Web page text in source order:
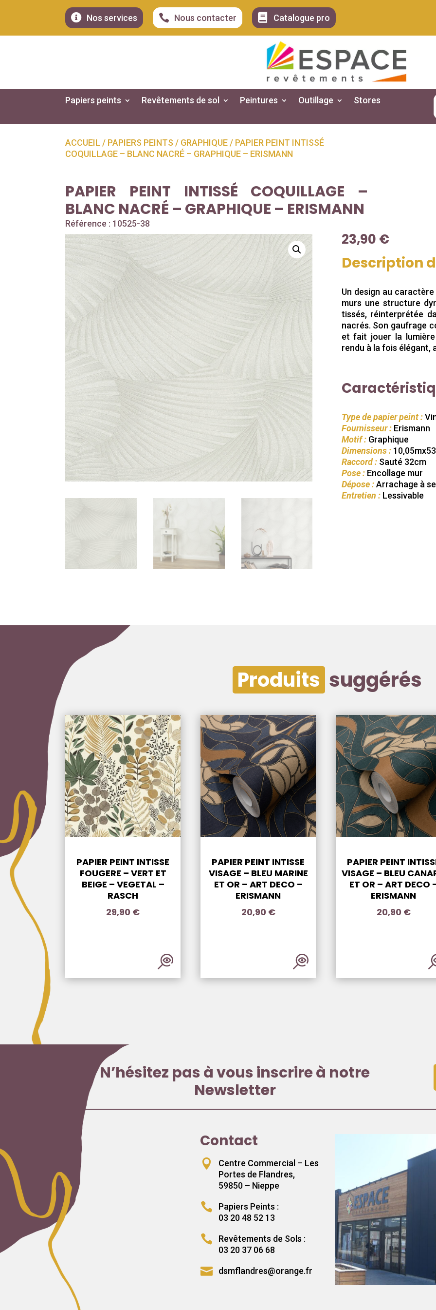
 Nos services  Nous contacter  Catalogue pro
Papiers peints Revêtements de sol Peintures Outillage Stores
ACCUEIL / PAPIERS PEINTS / GRAPHIQUE / PAPIER PEINT INTISSÉ
COQUILLAGE – BLANC NACRÉ – GRAPHIQUE – ERISMANN
PAPIER PEINT INTISSÉ COQUILLAGE –
BLANC NACRÉ – GRAPHIQUE – ERISMANN
Référence : 10525-38
23,90 €
Description
Un design au
murs une structure
tissés, réinterprétée
nacrés. Son gaufrage
et fait jouer la
rendu à la fois élégant,
Type de papier peint :
Fournisseur :Erismann
Motif :Graphique
Dimensions :
Raccord :Sauté 32cm
Pose :Encollage mur
Dépose :Arrachage à
Entretien :Lessivable
Produits suggérés
PAPIER PEINT INTISSE
FOUGERE – VERT ET
BEIGE – VEGETAL –
RASCH
29,90 €
PAPIER PEINT INTISSE
VISAGE – BLEU MARINE
ET OR – ART DECO –
ERISMANN
20,90 €
PAPIER PEINT
VISAGE – BLEU
ET OR – ART DECO
ERISMANN
20,90 €
N’hésitez pas à vous inscrire à notre
Newsletter
Contact

Centre Commercial – Les
Portes de Flandres,
59850 – Nieppe

Papiers Peints :
03 20 48 52 13

Revêtements de Sols :
03 20 37 06 68
 dsmflandres@orange.fr